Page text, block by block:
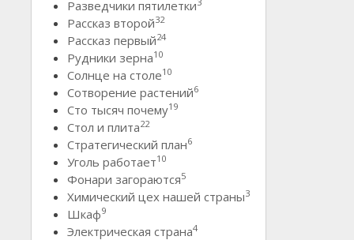
Разведчики пятилетки
Рассказ второй32
Рассказ первый24
Рудники зерна10
Солнце на столе10
Сотворение растений6
Сто тысяч почему19
Стол и плита22
Стратегический план6
Уголь работает10
Фонари загораются5
Химический цех нашей страны3
Шкаф9
Электрическая страна4